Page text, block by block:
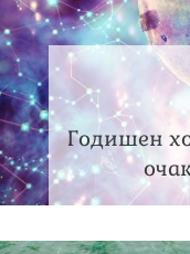
Годишен